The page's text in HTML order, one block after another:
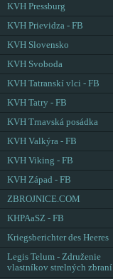
KVH Pressburg
KVH Prievidza - FB
KVH Slovensko
KVH Svoboda
KVH Tatranskí vlci - FB
KVH Tatry - FB
KVH Trnavská posádka
KVH Valkýra - FB
KVH Viking - FB
KVH Západ - FB
ZBROJNICE.COM
KHPAaSZ - FB
Kriegsberichter des Heeres
Legis Telum - Združenie
vlastníkov strelných zbraní